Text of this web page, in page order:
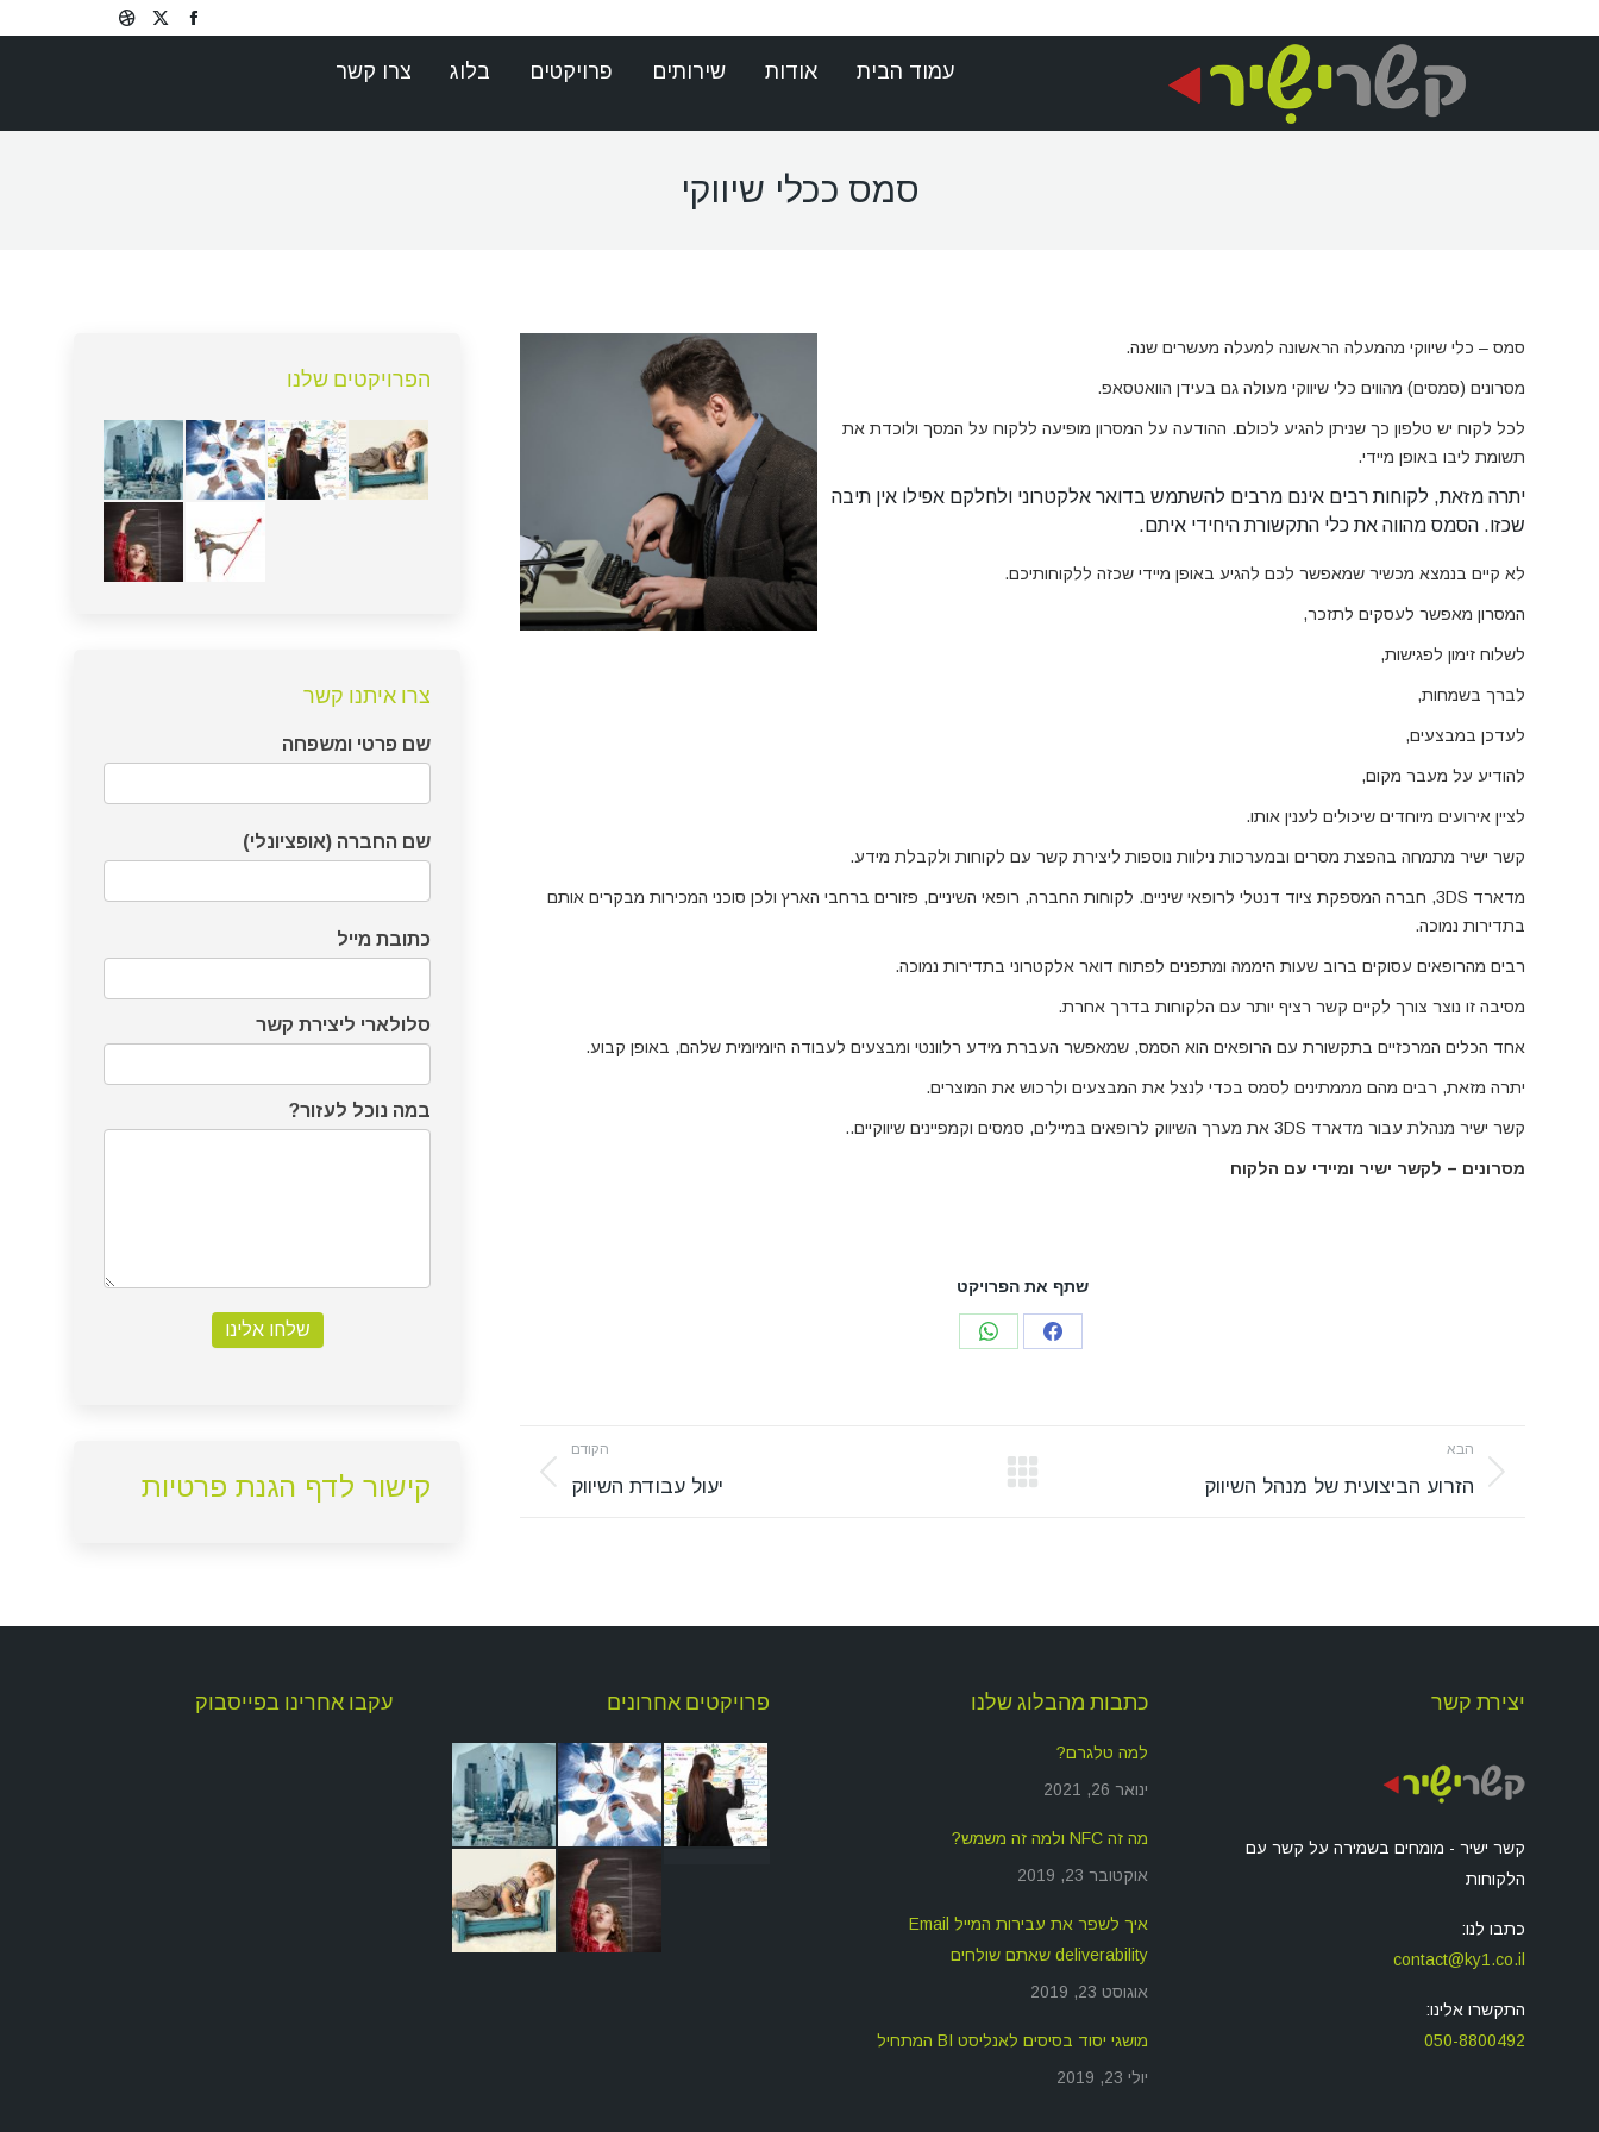
Facebook
X
Dribbble
עמוד הבית אודות שירותים פרויקטים בלוג צרו קשר
סמס ככלי שיווקי
סמס – כלי שיווקי מהמעלה הראשונה למעלה מעשרים שנה.
מסרונים (סמסים) מהווים כלי שיווקי מעולה גם בעידן הוואטסאפ.
לכל לקוח יש טלפון כך שניתן להגיע לכולם. ההודעה על המסרון מופיעה ללקוח על המסך ולוכדת את
תשומת ליבו באופן מיידי.
יתרה מזאת, לקוחות רבים אינם מרבים להשתמש בדואר אלקטרוני ולחלקם אפילו אין תיבה
שכזו. הסמס מהווה את כלי התקשורת היחידי איתם.
לא קיים בנמצא מכשיר שמאפשר לכם להגיע באופן מיידי שכזה ללקוחותיכם.
המסרון מאפשר לעסקים לתזכר,
לשלוח זימון לפגישות,
לברך בשמחות,
לעדכן במבצעים,
להודיע על מעבר מקום,
לציין אירועים מיוחדים שיכולים לענין אותו.
קשר ישיר מתמחה בהפצת מסרים ובמערכות נילוות נוספות ליצירת קשר עם לקוחות ולקבלת מידע.
מדארד 3DS, חברה המספקת ציוד דנטלי לרופאי שיניים. לקוחות החברה, רופאי השיניים, פזורים ברחבי הארץ ולכן סוכני המכירות מבקרים אותם
בתדירות נמוכה.
רבים מהרופאים עסוקים ברוב שעות היממה ומתפנים לפתוח דואר אלקטרוני בתדירות נמוכה.
מסיבה זו נוצר צורך לקיים קשר רציף יותר עם הלקוחות בדרך אחרת.
אחד הכלים המרכזיים בתקשורת עם הרופאים הוא הסמס, שמאפשר העברת מידע רלוונטי ומבצעים לעבודה היומיומית שלהם, באופן קבוע.
יתרה מזאת, רבים מהם מממתינים לסמס בכדי לנצל את המבצעים ולרכוש את המוצרים.
קשר ישיר מנהלת עבור מדארד 3DS את מערך השיווק לרופאים במיילים, סמסים וקמפיינים שיווקיים..
מסרונים – לקשר ישיר ומיידי עם הלקוח
שתף את הפרויקט
Share
Share
Project
navigation
הקודם
Previousיעול עבודת השיווק
הבא
Next
הזרוע הביצועית של מנהל השיווק
הפרויקטים שלנו
צרו איתנו קשר
דף
צרו
קשר
שם פרטי ומשפחה
שם החברה (אופציונלי)
כתובת מייל
סלולארי ליצירת קשר
במה נוכל לעזור?
שלחו אלינו
קישור לדף הגנת פרטיות
יצירת קשר
קשר ישיר - מומחים בשמירה על קשר עם
הלקוחות
כתבו לנו:
contact@ky1.co.il
התקשרו אלינו:
050-8800492
כתבות מהבלוג שלנו
למה טלגרם?
ינואר 26, 2021
מה זה NFC ולמה זה משמש?
אוקטובר 23, 2019
איך לשפר את עבירות המייל Email
deliverability שאתם שולחים
אוגוסט 23, 2019
מושגי יסוד בסיסים לאנליסט BI המתחיל
יולי 23, 2019
פרויקטים אחרונים עקבו אחרינו בפייסבוק